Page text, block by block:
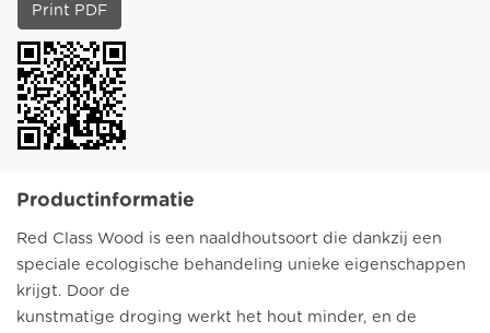
Print PDF
Productinformatie
Red Class Wood is een naaldhoutsoort die dankzij een
speciale ecologische behandeling unieke eigenschappen
krijgt. Door de
kunstmatige droging werkt het hout minder, en de